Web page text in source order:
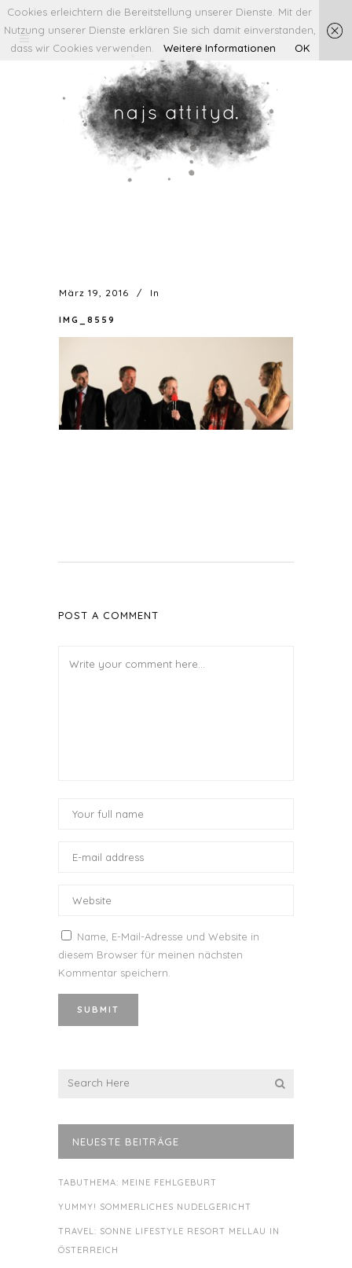
März 19, 2016 In
IMG_8559
POST A COMMENT
Name, E-Mail-Adresse und Website in
diesem Browser für meinen nächsten
Kommentar speichern.
NEUESTE BEITRÄGE
TABUTHEMA: MEINE FEHLGEBURT
YUMMY! SOMMERLICHES NUDELGERICHT
TRAVEL: SONNE LIFESTYLE RESORT MELLAU IN
ÖSTERREICH
Cookies erleichtern die Bereitstellung unserer Dienste. Mit der
Nutzung unserer Dienste erklären Sie sich damit einverstanden,
dass wir Cookies verwenden.
Weitere Informationen OK